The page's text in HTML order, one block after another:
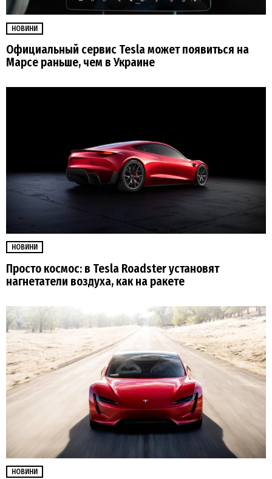
НОВИНИ
Официальный сервис Tesla может появиться на
Марсе раньше, чем в Украине
НОВИНИ
Просто космос: в Tesla Roadster установят
нагнетатели воздуха, как на ракете
НОВИНИ